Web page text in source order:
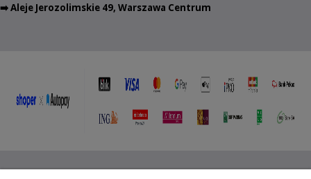
➡️ Aleje Jerozolimskie 49, Warszawa Centrum